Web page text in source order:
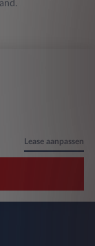
Lease aanpassen